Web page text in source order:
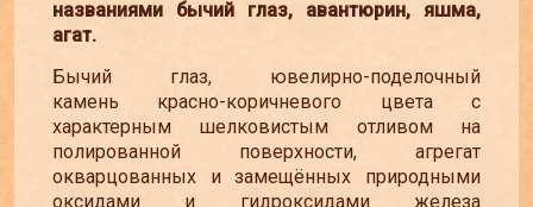
названиями бычий глаз, авантюрин, яшма,
агат.
Бычий глаз, ювелирно-поделочный
камень красно-коричневого цвета с
характерным шелковистым отливом на
полированной поверхности, агрегат
окварцованных и замещённых природными
оксидами и гидроксидами железа